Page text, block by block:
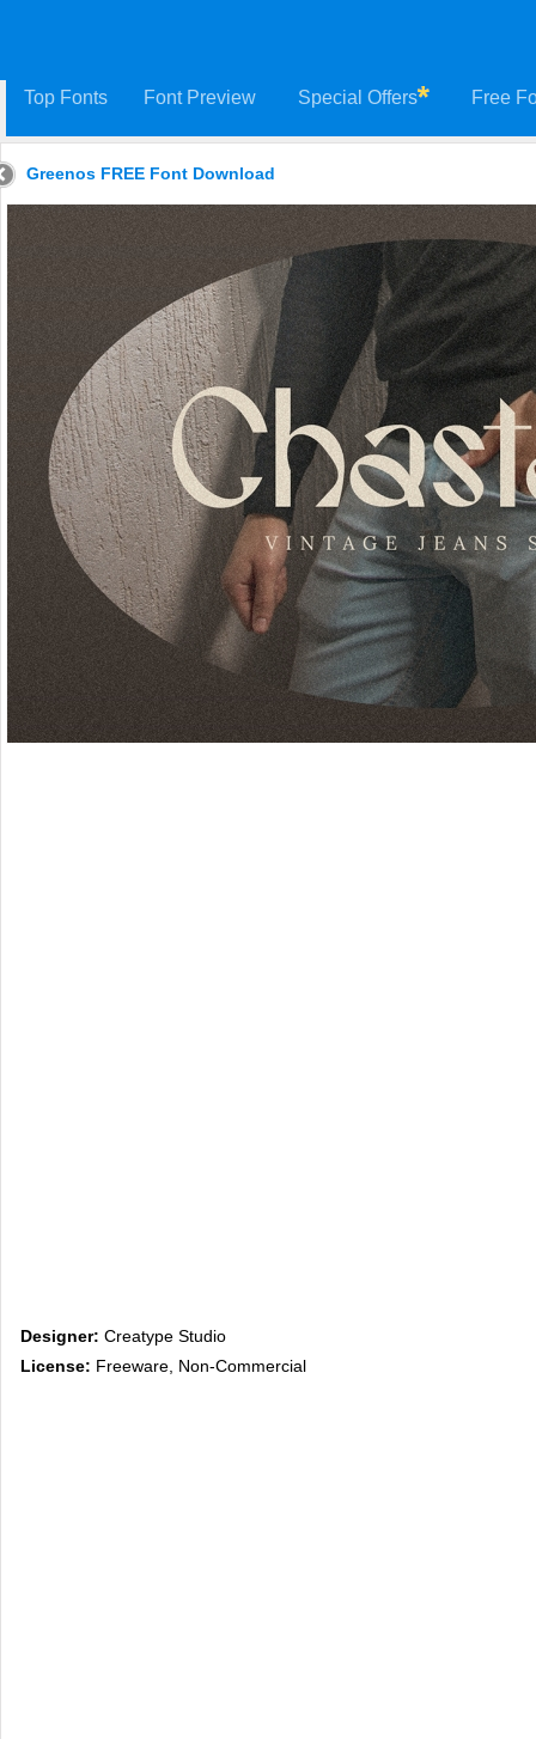
Top Fonts Font Preview Special Offers Free
Greenos FREE Font Download
Designer: Creatype Studio
License: Freeware, Non-Commercial